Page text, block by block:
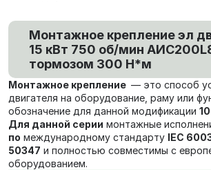
Монтажное крепление эл
15 кВт 750 об/мин
тормозом 300 Н*м
Монтажное крепление — это способ
двигателя на оборудование, раму или
обозначение для данной модификации
Для данной серии монтажные
по международному стандарту IEC
50347 и полностью совместимы с
оборудованием.